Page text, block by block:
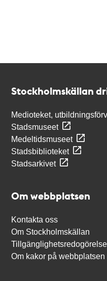
Stockholmskällan
Medioteket,
Stadsmuseet
Medeltidsmuseet
Stadsbiblioteket
Stadsarkivet
Om webbplatsen
Kontakta oss
Om Stockholmskällan
Tillgänglighetsredogörelse
Om kakor på webbplatsen